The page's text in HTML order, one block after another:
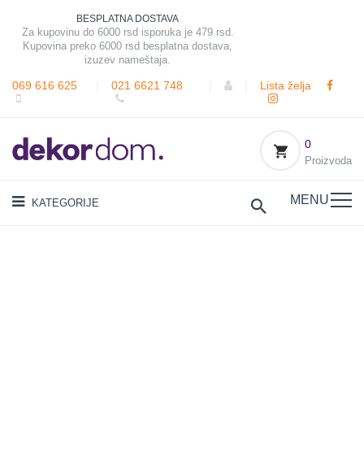
BESPLATNA DOSTAVA
Za kupovinu do 6000 rsd isporuka je 479 rsd.
Kupovina preko 6000 rsd besplatna dostava,
izuzev nameštaja.
069 616 625 021 6621 748 Lista želja
0
Proizvoda
KATEGORIJE MENU